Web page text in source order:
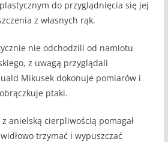
do przyglądnięcia się jej
z własnych rąk.
nie odchodzili od namiotu
z uwagą przyglądali
Mikusek dokonuje pomiarów i
obrączkuje ptaki.
z anielską cierpliwością pomagał
trzymać i wypuszczać